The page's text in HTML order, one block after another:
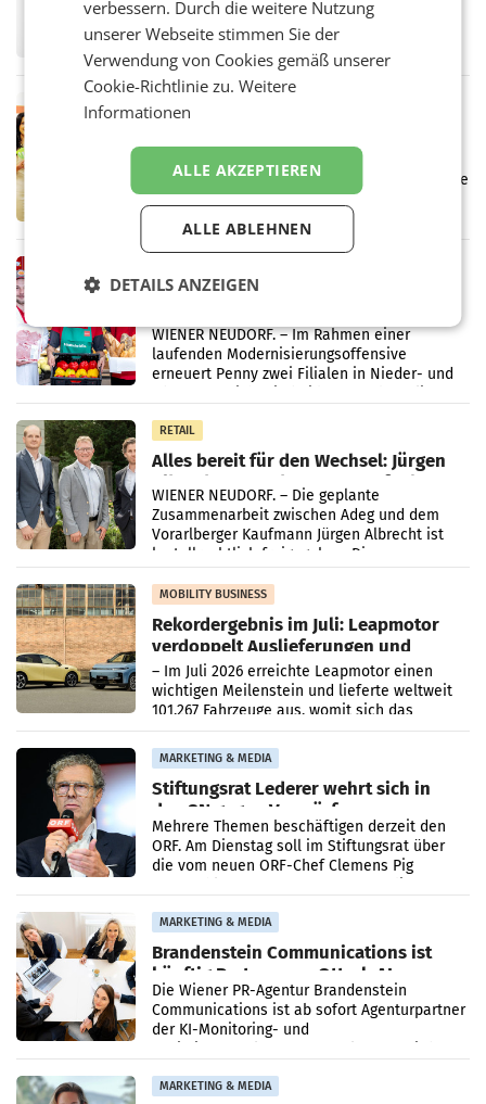
UNTERFÖHRING/MAILAND/AMSTERDAM. Der
Fernsehkonzern ProSiebenSat.1 hat im
Frühjahr dank Kostensenkungen operativ
wieder Gewinn gemacht und die
Markterwartung deutlich übertroffen.
Müller informieren am POS über
Kreislauffähigkeit
Über den gesamten August hinweg rücken die
Altstoff Recycling Austria AG (ARA) und der
Handelskonzern Müller die Initiative
„Kreislauf-Helden“ in allen österreichischen
Müller-Filialen
Penny modernisiert zwei Filialen in
WIENER NEUDORF. – Im Rahmen einer
laufenden Modernisierungsoffensive
erneuert Penny zwei Filialen in Nieder- und
RETAIL
Alles bereit für den Wechsel: Jürgen
Albrecht setzt ab 1.1.2027 auf Adeg
WIENER NEUDORF. – Die geplante
Zusammenarbeit zwischen Adeg und dem
Vorarlberger Kaufmann Jürgen Albrecht ist
kartellrechtlich freigegeben: Die
Bundeswettbewerbsbehörde und der
Bundeskartellanwalt
MOBILITY BUSINESS
Rekordergebnis im Juli: Leapmotor
verdoppelt Auslieferungen und
überschreitet die 100.000er-Marke
– Im Juli 2026 erreichte Leapmotor einen
wichtigen Meilenstein und lieferte weltweit
101.267 Fahrzeuge aus, womit sich das
Ergebnis gegenüber Juli 2025 mehr als
verdoppelte (+102
MARKETING & MEDIA
Stiftungsrat Lederer wehrt sich in
den SN gegen Vorwürfe
Mehrere Themen beschäftigen derzeit den
ORF. Am Dienstag soll im Stiftungsrat über
die vom neuen ORF-Chef Clemens Pig
MARKETING & MEDIA
Brandenstein Communications ist
künftig Partner von OtterlyAI
Die Wiener PR-Agentur Brandenstein
Communications ist ab sofort Agenturpartner
der KI-Monitoring- und
MARKETING & MEDIA
verbessern. Durch die weitere Nutzung
unserer Webseite stimmen Sie der
Verwendung von Cookies gemäß unserer
Cookie-Richtlinie zu.Weitere
Informationen
ALLE AKZEPTIEREN
ALLE ABLEHNEN
DETAILS ANZEIGEN